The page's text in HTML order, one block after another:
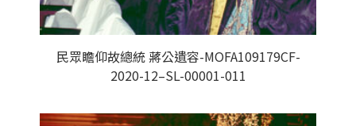
民眾瞻仰故總統 蔣公遺容-MOFA109179CF-
2020-12–SL-00001-011